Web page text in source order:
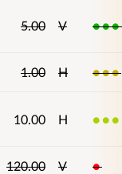
5.00 V 5
1.00 H 3
10.00 H 4
120.00 V 1